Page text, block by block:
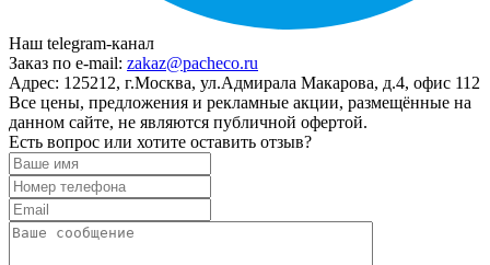
Наш telegram-канал
Заказ по e-mail: zakaz@pacheco.ru
Адрес: 125212, г.Москва, ул.Адмирала Макарова, д.4, офис 112
Все цены, предложения и рекламные акции, размещённые на
данном сайте, не являются публичной офертой.
Есть вопрос или хотите оставить отзыв?